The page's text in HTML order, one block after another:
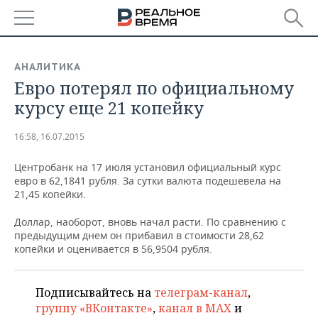
БАШКОРТОСТАН
ТАТАРСТАН
НОВОСТИ
АНАЛИТИКА
ДЕКЛАРАЦИИ О ДОХОДАХ
ВУЗЫ ТАТАРСТАНА
ТОРГОВЫЕ ЦЕНТРЫ
ТАТАРСТАНА
НОВОСТИ ЭКОНОМИКИ
БАНКИ
ИНВЕСТИЦИИ
ПРОМЫШЛЕННОСТЬ
ПРОМЫШЛЕННОСТИ
АГРОПРОМ
МАШИНОСТРОЕНИЕ
НЕДВИЖИМОСТЬ
НОВОСТИ НЕДВИЖИМОСТИ
АВТО
НОВОСТИ БИЗНЕСА
ТЕХНОЛОГИИ
АНАЛИТИКА
​Евро потерял по официальному
курсу еще 21 копейку
16:58, 16.07.2015
Центробанк на 17 июля установил официальный курс
евро в 62,1841 рубля. За сутки валюта подешевела на
21,45 копейки.
Доллар, наоборот, вновь начал расти. По сравнению с
предыдущим днем он прибавил в стоимости 28,62
копейки и оценивается в 56,9504 рубля.
Подписывайтесь на телеграм-канал,
группу «ВКонтакте»,канал в MAXи